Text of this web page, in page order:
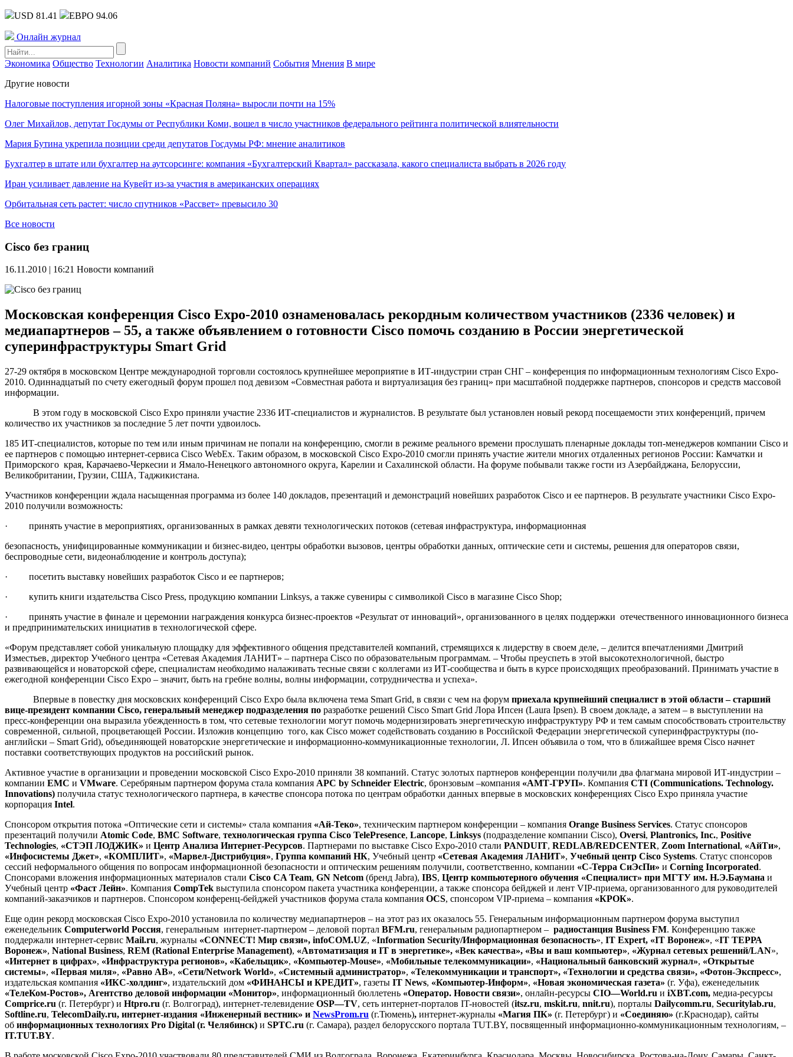
USD 81.41 ЕВРО 94.06
Онлайн журнал
Экономика Общество Технологии Аналитика Новости компаний События Мнения В мире
Другие новости
Налоговые поступления игорной зоны «Красная Поляна» выросли почти на 15%
Олег Михайлов, депутат Госдумы от Республики Коми, вошел в число участников федерального рейтинга политической влиятельности
Мария Бутина укрепила позиции среди депутатов Госдумы РФ: мнение аналитиков
Бухгалтер в штате или бухгалтер на аутсорсинге: компания «Бухгалтерский Квартал» рассказала, какого специалиста выбрать в 2026 году
Иран усиливает давление на Кувейт из-за участия в американских операциях
Орбитальная сеть растет: число спутников «Рассвет» превысило 30
Все новости
Cisco без границ
16.11.2010 | 16:21 Новости компаний
Московская конференция Cisco Expo-2010 ознаменовалась рекордным количеством участников (2336 человек) и
медиапартнеров – 55, а также объявлением о готовности Cisco помочь созданию в России энергетической
суперинфраструктуры Smart Grid
27-29 октября в московском Центре международной торговли состоялось крупнейшее мероприятие в ИТ-индустрии стран СНГ – конференция по информационным технологиям Cisco Expo-
2010. Одиннадцатый по счету ежегодный форум прошел под девизом «Совместная работа и виртуализация без границ» при масштабной поддержке партнеров, спонсоров и средств массовой
информации.
В этом году в московской Cisco Expo приняли участие 2336 ИТ-специалистов и журналистов. В результате был установлен новый рекорд посещаемости этих конференций, причем
количество их участников за последние 5 лет почти удвоилось.
185 ИТ-специалистов, которые по тем или иным причинам не попали на конференцию, смогли в режиме реального времени прослушать пленарные доклады топ-менеджеров компании Cisco и
ее партнеров с помощью интернет-сервиса Cisco WebEx. Таким образом, в московской Cisco Expo-2010 смогли принять участие жители многих отдаленных регионов России: Камчатки и
Приморского края, Карачаево-Черкесии и Ямало-Ненецкого автономного округа, Карелии и Сахалинской области. На форуме побывали также гости из Азербайджана, Белоруссии,
Великобритании, Грузии, США, Таджикистана.
Участников конференции ждала насыщенная программа из более 140 докладов, презентаций и демонстраций новейших разработок Cisco и ее партнеров. В результате участники Cisco Expo-
2010 получили возможность:
· принять участие в мероприятиях, организованных в рамках девяти технологических потоков (сетевая инфраструктура, информационная
безопасность, унифицированные коммуникации и бизнес-видео, центры обработки вызовов, центры обработки данных, оптические сети и системы, решения для операторов связи,
беспроводные сети, видеонаблюдение и контроль доступа);
· посетить выставку новейших разработок Cisco и ее партнеров;
· купить книги издательства Cisco Press, продукцию компании Linksys, а также сувениры с символикой Cisco в магазине Cisco Shop;
· принять участие в финале и церемонии награждения конкурса бизнес-проектов «Результат от инноваций», организованного в целях поддержки отечественного инновационного бизнеса
и предпринимательских инициатив в технологической сфере.
«Форум представляет собой уникальную площадку для эффективного общения представителей компаний, стремящихся к лидерству в своем деле, – делится впечатлениями Дмитрий
Изместьев, директор Учебного центра «Сетевая Академия ЛАНИТ» – партнера Cisco по образовательным программам. – Чтобы преуспеть в этой высокотехнологичной, быстро
развивающейся и новаторской сфере, специалистам необходимо налаживать тесные связи с коллегами из ИТ-сообщества и быть в курсе происходящих преобразований. Принимать участие в
ежегодной конференции Cisco Expo – значит, быть на гребне волны, волны информации, сотрудничества и успеха».
Впервые в повестку дня московских конференций Cisco Expo была включена тема Smart Grid, в связи с чем на форум приехала крупнейший специалист в этой области – старший
вице-президент компании Cisco, генеральный менеджер подразделения по разработке решений Cisco Smart Grid Лора Ипсен (Laura Ipsen). В своем докладе, а затем – в выступлении на
пресс-конференции она выразила убежденность в том, что сетевые технологии могут помочь модернизировать энергетическую инфраструктуру РФ и тем самым способствовать строительству
современной, сильной, процветающей России. Изложив концепцию того, как Cisco может содействовать созданию в Российской Федерации энергетической суперинфраструктуры (по-
английски – Smart Grid), объединяющей новаторские энергетические и информационно-коммуникационные технологии, Л. Ипсен объявила о том, что в ближайшее время Cisco начнет
поставки соответствующих продуктов на российский рынок.
Активное участие в организации и проведении московской Cisco Expo-2010 приняли 38 компаний. Статус золотых партнеров конференции получили два флагмана мировой ИТ-индустрии –
компании EMC и VMware. Серебряным партнером форума стала компания APC by Schneider Electric, бронзовым –компания «АМТ-ГРУП». Компания CTI (Communications. Technology.
Innovations) получила статус технологического партнера, в качестве спонсора потока по центрам обработки данных впервые в московских конференциях Cisco Expo приняла участие
корпорация Intel.
Спонсором открытия потока «Оптические сети и системы» стала компания «Ай-Теко», техническим партнером конференции – компания Orange Business Services. Cтатус спонсоров
презентаций получили Atomic Code, BMC Software, технологическая группа Cisco TelePresence, Lancope, Linksys (подразделение компании Cisco), Oversi, Plantronics, Inc., Positive
Technologies, «СТЭП ЛОДЖИК» и Центр Анализа Интернет-Ресурсов. Партнерами по выставке Cisco Expo-2010 стали PANDUIT, REDLAB/REDCENTER, Zoom International, «АйТи»,
«Инфосистемы Джет», «КОМПЛИТ», «Марвел-Дистрибуция», Группа компаний НК, Учебный центр «Сетевая Академия ЛАНИТ», Учебный центр Cisco Systems. Статус спонсоров
сессий неформального общения по вопросам информационной безопасности и оптическим решениям получили, соответственно, компании «С-Терра СиЭсПи» и Corning Incorporated.
Спонсорами вложения информационных материалов стали Cisco CA Team, GN Netcom (бренд Jabra), IBS, Центр компьютерного обучения «Специалист» при МГТУ им. Н.Э.Баумана и
Учебный центр «Фаст Лейн». Компания CompTek выступила спонсором пакета участника конференции, а также спонсора бейджей и лент VIP-приема, организованного для руководителей
компаний-заказчиков и партнеров. Спонсором конференц-бейджей участников форума стала компания OCS, спонсором VIP-приема – компания «КРОК».
Еще один рекорд московская Cisco Expo-2010 установила по количеству медиапартнеров – на этот раз их оказалось 55. Генеральным информационным партнером форума выступил
еженедельник Computerworld Россия, генеральным интернет-партнером – деловой портал BFM.ru, генеральным радиопартнером – радиостанция Business FM. Конференцию также
поддержали интернет-сервис Mail.ru, журналы «CONNECT! Мир связи», infoCOM.UZ, «Information Security/Информационная безопасность», IT Expert, «IT Воронеж», «IT ТЕРРА
Воронеж», National Business, REM (Rational Enterprise Management), «Автоматизация и IT в энергетике», «Век качества», «Вы и ваш компьютер», «Журнал сетевых решений/LAN»,
«Интернет в цифрах», «Инфраструктура регионов», «Кабельщик», «Компьютер-Mouse», «Мобильные телекоммуникации», «Национальный банковский журнал», «Открытые
системы», «Первая миля», «Равно АВ», «Сети/Network World», «Системный администратор», «Телекоммуникации и транспорт», «Технологии и средства связи», «Фотон-Экспресс»,
издательская компания «ИКС-холдинг», издательский дом «ФИНАНСЫ и КРЕДИТ», газеты IT News, «Компьютер-Информ», «Новая экономическая газета» (г. Уфа), еженедельник
«ТелеКом-Ростов», Агентство деловой информации «Монитор», информационный бюллетень «Оператор. Новости связи», онлайн-ресурсы CIO—World.ru и iXBT.com, медиа-ресурсы
Comprice.ru (г. Петербург) и Htpro.ru (г. Волгоград), интернет-телевидение OSP—TV, сеть интернет-порталов IT-новостей (itsz.ru, mskit.ru, nnit.ru), порталы Dailycomm.ru, Securitylab.ru,
Softline.ru, TelecomDaily.ru, интернет-издания «Инженерный вестник» и NewsProm.ru (г.Тюмень), интернет-журналы «Магия ПК» (г. Петербург) и «Соединяю» (г.Краснодар), сайты
об информационных технологиях Pro Digital (г. Челябинск) и SPTC.ru (г. Самара), раздел белорусского портала TUT.BY, посвященный информационно-коммуникационным технологиям, –
IT.TUT.BY.